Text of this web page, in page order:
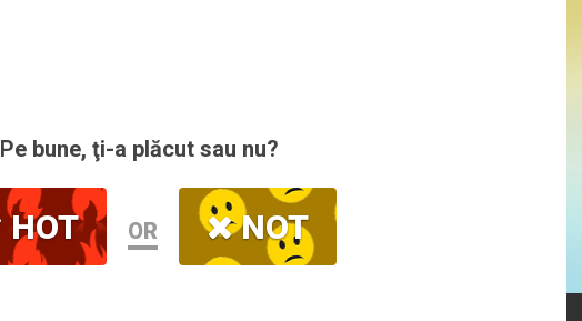
Pe bune, ţi-a plăcut sau nu?
HOT OR NOT